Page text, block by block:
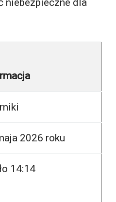
niebezpieczne dla
2026 roku
14:14